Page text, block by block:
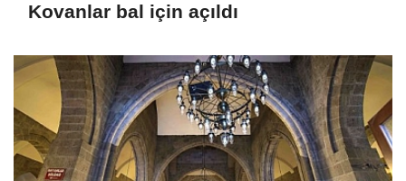
Kovanlar bal için açıldı